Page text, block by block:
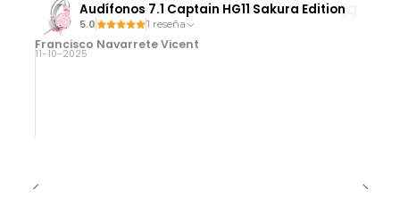
Audífonos 7.1 Captain HG11 Sakura Edition
5.0 1 reseña
Francisco Navarrete Vicent
11-10-2025